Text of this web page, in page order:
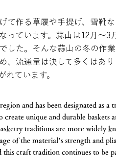
て作る草履や手提げ、雪靴
っています。蒜山は12月～3
した。そんな蒜山の冬の作
、流通量は決して多くはあ
ています。
and has been designated as
unique and durable baskets
traditions are more widely
of the material’s strength and
craft tradition continues to be